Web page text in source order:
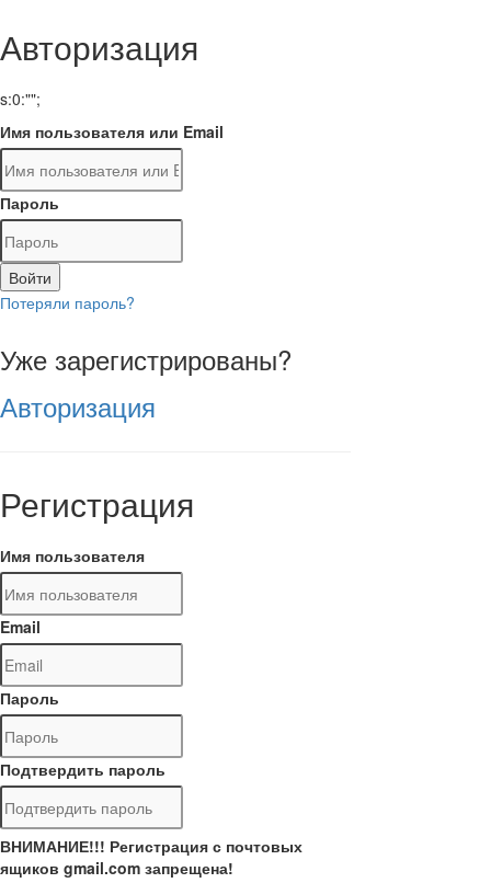
Авторизация
s:0:"";
Имя пользователя или Email
Пароль
Войти
Потеряли пароль?
Уже зарегистрированы?
Авторизация
Регистрация
Имя пользователя
Email
Пароль
Подтвердить пароль
ВНИМАНИЕ!!! Регистрация с почтовых
ящиков gmail.com запрещена!